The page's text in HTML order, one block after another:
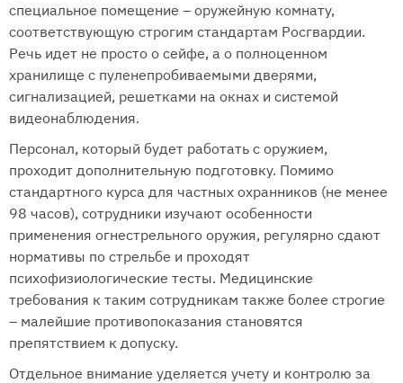
специальное помещение – оружейную комнату,
соответствующую строгим стандартам Росгвардии.
Речь идет не просто о сейфе, а о полноценном
хранилище с пуленепробиваемыми дверями,
сигнализацией, решетками на окнах и системой
видеонаблюдения.
Персонал, который будет работать с оружием,
проходит дополнительную подготовку. Помимо
стандартного курса для частных охранников (не менее
98 часов), сотрудники изучают особенности
применения огнестрельного оружия, регулярно сдают
нормативы по стрельбе и проходят
психофизиологические тесты. Медицинские
требования к таким сотрудникам также более строгие
– малейшие противопоказания становятся
препятствием к допуску.
Отдельное внимание уделяется учету и контролю за